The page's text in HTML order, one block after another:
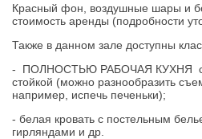
Красный фон, воздушные шары и
стоимость аренды (подробности
Также в данном зале доступны
- ПОЛНОСТЬЮ РАБОЧАЯ КУХНЯ с
стойкой (можно разнообразить
например, испечь печеньки);
- белая кровать с постельным
гирляндами и др.